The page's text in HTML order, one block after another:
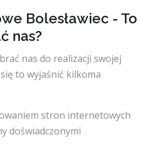
Bolesławiec - To
nas?
nas do realizacji swojej
to wyjaśnić kilkoma
stron internetowych
doświadczonymi